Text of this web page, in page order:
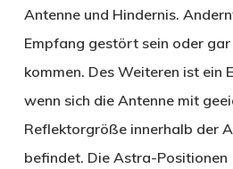
Antenne und Hindernis.
Empfang gestört sein oder
kommen. Des Weiteren ist ein
wenn sich die Antenne mit
Reflektorgröße innerhalb der
befindet. Die Astra-Positionen